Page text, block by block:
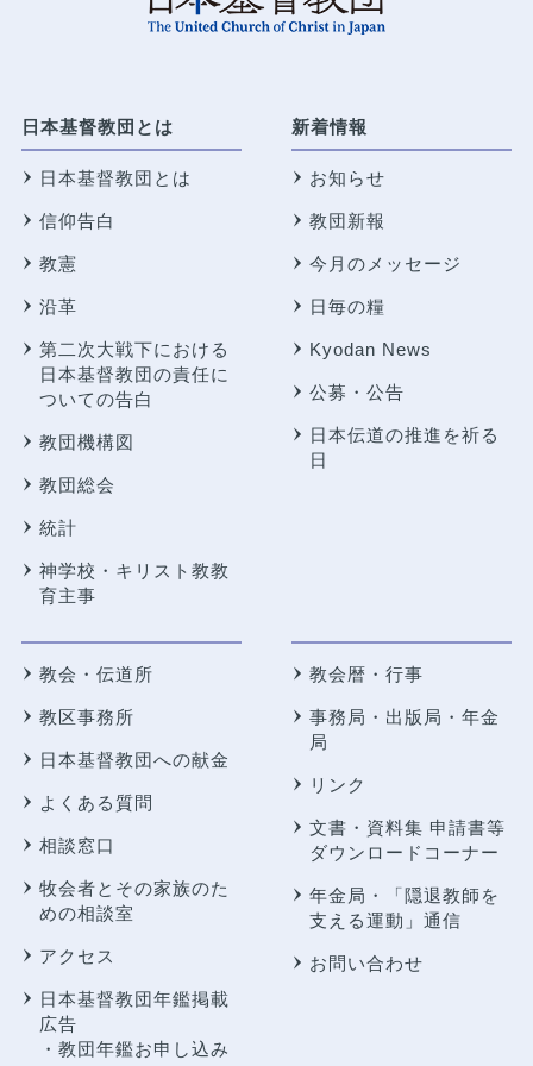
日本基督教団とは
日本基督教団とは
信仰告白
教憲
沿革
第二次大戦下における
日本基督教団の責任に
ついての告白
教団機構図
教団総会
統計
神学校・キリスト教教
育主事
新着情報
お知らせ
教団新報
今月のメッセージ
日毎の糧
Kyodan News
公募・公告
日本伝道の推進を祈る
日
教会・伝道所
教区事務所
日本基督教団への献金
よくある質問
相談窓口
牧会者とその家族のた
めの相談室
アクセス
日本基督教団年鑑掲載
広告
・教団年鑑お申し込み
教会暦・行事
事務局・出版局・年金
局
リンク
文書・資料集 申請書等
ダウンロードコーナー
年金局・
「隠退教師を
支える運動」通信
お問い合わせ